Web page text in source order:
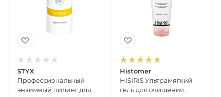
STYX
Профессиональный
энзимный пилинг для
1
Histomer
HISIRIS Ультрамягкий
гель для очищения